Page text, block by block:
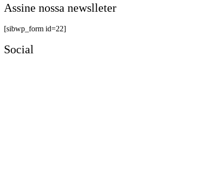
Assine nossa newslleter
[sibwp_form id=22]
Social